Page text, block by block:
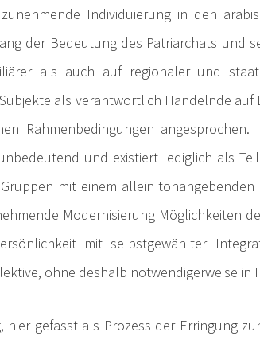
Individuierung in den
der Bedeutung des Patriarchats und
als auch auf regionaler und
als verantwortlich Handelnde auf
Rahmenbedingungen
und existiert lediglich als
mit einem allein
Modernisierung Möglichkeiten
mit selbstgewählter
ohne deshalb notwendigerweise in
hier gefasst als Prozess der Erringung